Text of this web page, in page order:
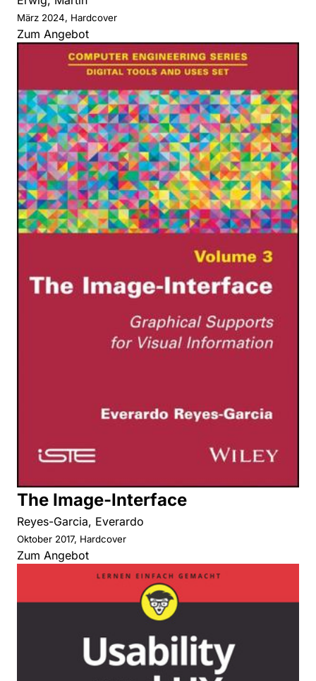
März 2024, Hardcover
Zum Angebot
The Image-Interface
Reyes-Garcia, Everardo
Oktober 2017, Hardcover
Zum Angebot